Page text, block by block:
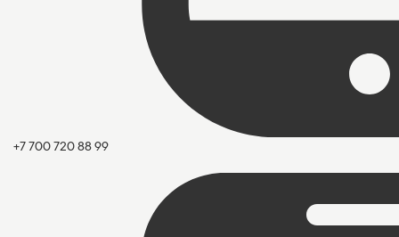
+7 700 720 88 99